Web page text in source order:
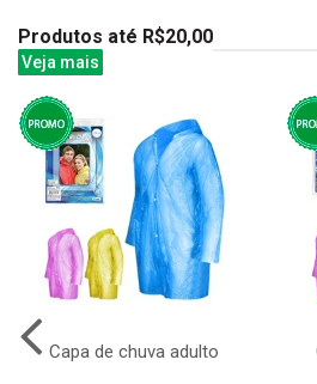
Produtos até R$20,00
Veja mais
Capa de chuva adulto